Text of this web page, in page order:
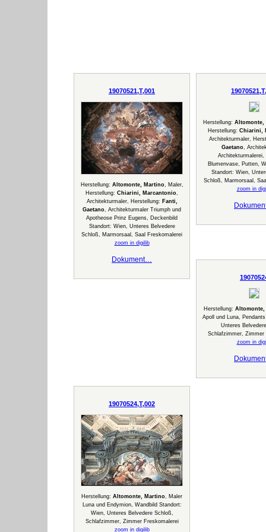
19070521,T,001
Herstellung: Altomonte, Martino, Maler,
Herstellung: Chiarini, Marcantonio,
Architekturmaler, Herstellung: Fanti,
Gaetano, Architekturmaler Triumph und
Apotheose Prinz Eugens, Deckenbild
Standort: Wien, Unteres Belvedere
Schloß, Marmorsaal, Saal Freskomalerei
zoom in digilib
Dokument…
Herstellung: Altomonte,
Herstellung: Chiarini,
Architekturmaler,
Gaetano,
Architekturmalerei,
Blumenvase, Putten,
Standort: Wien,
Schloß, Marmorsaal,
zoom in
Herstellung:
Apoll und Luna,
Unteres
Schlafzimmer, Zimmer
zoom in
19070524,T,002
Herstellung: Altomonte, Martino, Maler
Luna und Endymion, Wandbild Standort:
Wien, Unteres Belvedere Schloß,
Schlafzimmer, Zimmer Freskomalerei
zoom in digilib